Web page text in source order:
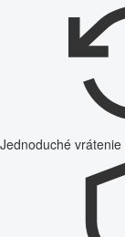
Jednoduché vrátenie